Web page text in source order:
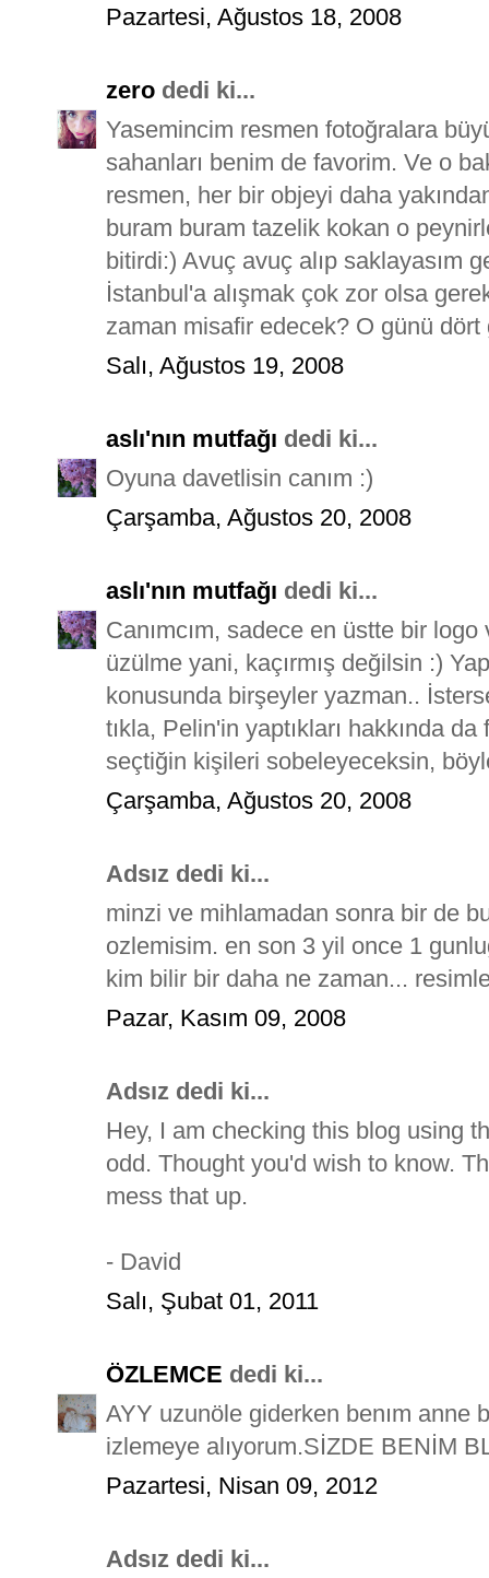
Pazartesi, Ağustos 18, 2008
zero dedi ki...
Yasemincim resmen fotoğralara
sahanları benim de favorim. Ve o
resmen, her bir objeyi daha
buram buram tazelik kokan o
bitirdi:) Avuç avuç alıp saklayasım
İstanbul'a alışmak çok zor olsa
zaman misafir edecek? O günü
Salı, Ağustos 19, 2008
aslı'nın mutfağı dedi ki...
Oyuna davetlisin canım :)
Çarşamba, Ağustos 20, 2008
aslı'nın mutfağı dedi ki...
Canımcım, sadece en üstte bir
üzülme yani, kaçırmış değilsin :)
konusunda birşeyler yazman..
tıkla, Pelin'in yaptıkları hakkında
seçtiğin kişileri sobeleyeceksin,
Çarşamba, Ağustos 20, 2008
Adsız dedi ki...
minzi ve mihlamadan sonra bir de
ozlemisim. en son 3 yil once 1
kim bilir bir daha ne zaman...
Pazar, Kasım 09, 2008
Adsız dedi ki...
Hey, I am checking this blog using
odd. Thought you'd wish to know.
mess that up.
- David
Salı, Şubat 01, 2011
ÖZLEMCE dedi ki...
AYY uzunöle giderken benım anne
izlemeye alıyorum.SİZDE BENİM
Pazartesi, Nisan 09, 2012
Adsız dedi ki...